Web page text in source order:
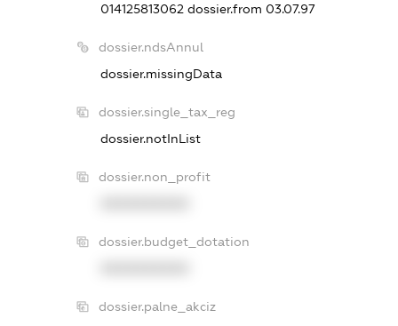
014125813062 dossier.from 03.07.97
dossier.ndsAnnul
dossier.missingData
dossier.single_tax_reg
dossier.notInList
dossier.non_profit
dossier.budget_dotation
dossier.palne_akciz